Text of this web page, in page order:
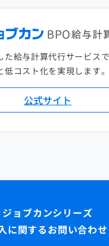
た給与計算代行サービス
コスト化を実現します。
公式サイト
に関するお問い合わせ